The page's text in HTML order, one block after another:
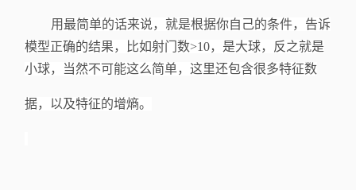
用最简单的话来说，就是根据你自己的条件，告诉
模型正确的结果，比如射门数>10，是大球，反之就是
小球，当然不可能这么简单，这里还包含很多特征数
据，以及特征的增熵。